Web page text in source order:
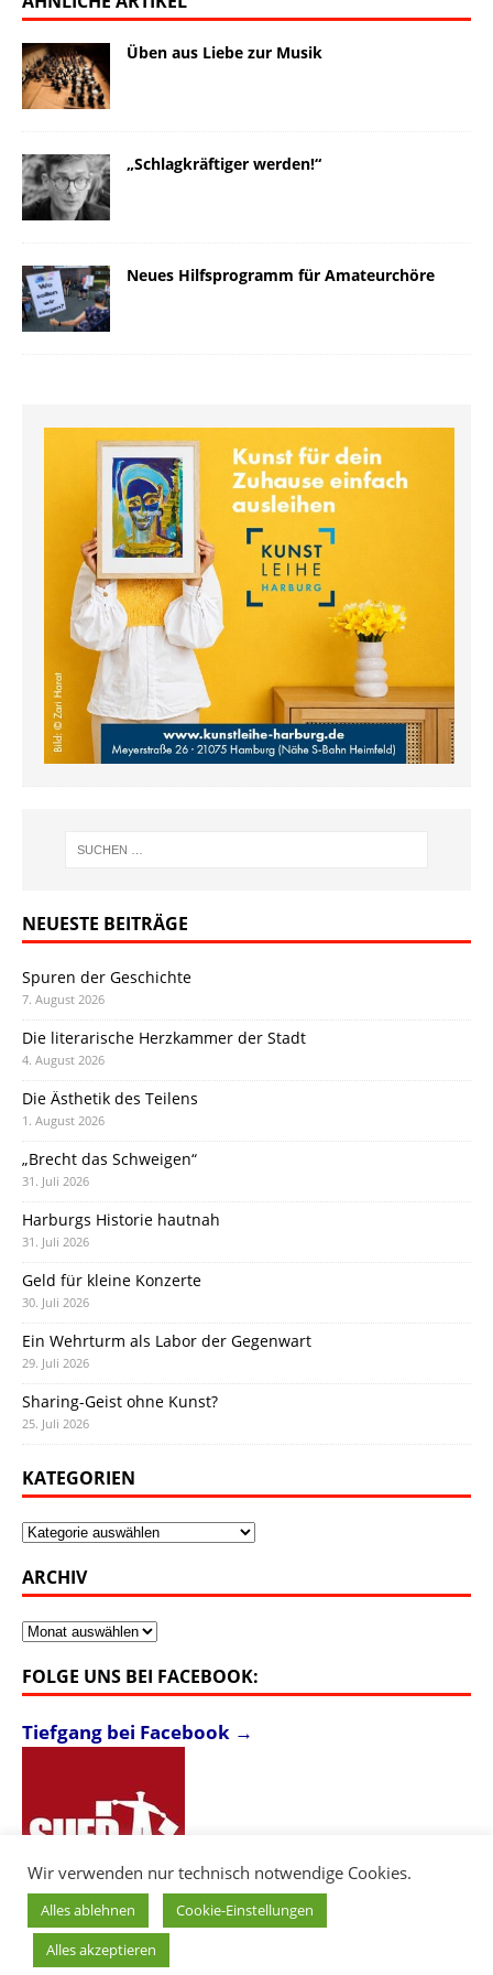
Üben aus Liebe zur Musik
„Schlagkräftiger werden!“
Neues Hilfsprogramm für Amateurchöre
NEUESTE BEITRÄGE
Spuren der Geschichte
7. August 2026
Die literarische Herzkammer der Stadt
4. August 2026
Die Ästhetik des Teilens
1. August 2026
„Brecht das Schweigen“
31. Juli 2026
Harburgs Historie hautnah
31. Juli 2026
Geld für kleine Konzerte
30. Juli 2026
Ein Wehrturm als Labor der Gegenwart
29. Juli 2026
Sharing-Geist ohne Kunst?
25. Juli 2026
KATEGORIEN
Kategorien
ARCHIV
Archiv
FOLGE UNS BEI FACEBOOK:
Tiefgang bei Facebook →
Wir verwenden nur technisch notwendige Cookies.
Alles ablehnen
Cookie-Einstellungen
Alles akzeptieren